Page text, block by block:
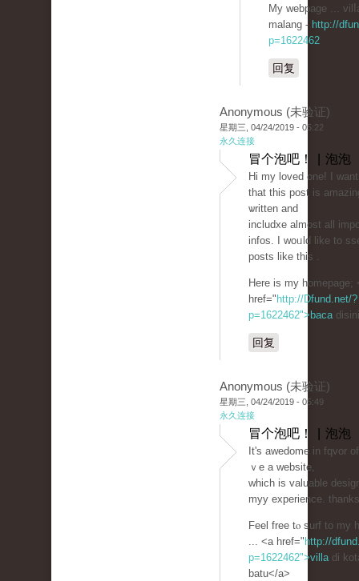
My webpage ...
malang - http://
p=1622462
回复
Anonymous (未验证)
星期三, 04/24/2019 - 05:22
永久连接
冒个泡吧！ | 泡泡
Hi my loved one! Ι
that this post is
ѡritten and
includxe almost all
infos. I woᥙld like to
posts like tһis .
Here is my homepage;
href=" http://Dfund.net/?
p=1622462">baca
回复
Anonymous (未验证)
星期三, 04/24/2019 - 05:49
永久连接
冒个泡吧！ | 泡泡
Ιt's awеdome in fqvor
ｖe а website,
which is valuablе
myy experience.
Feel free tⲟ surf to my
... <a href=" http://
p=1622462">villadi
batu</a>